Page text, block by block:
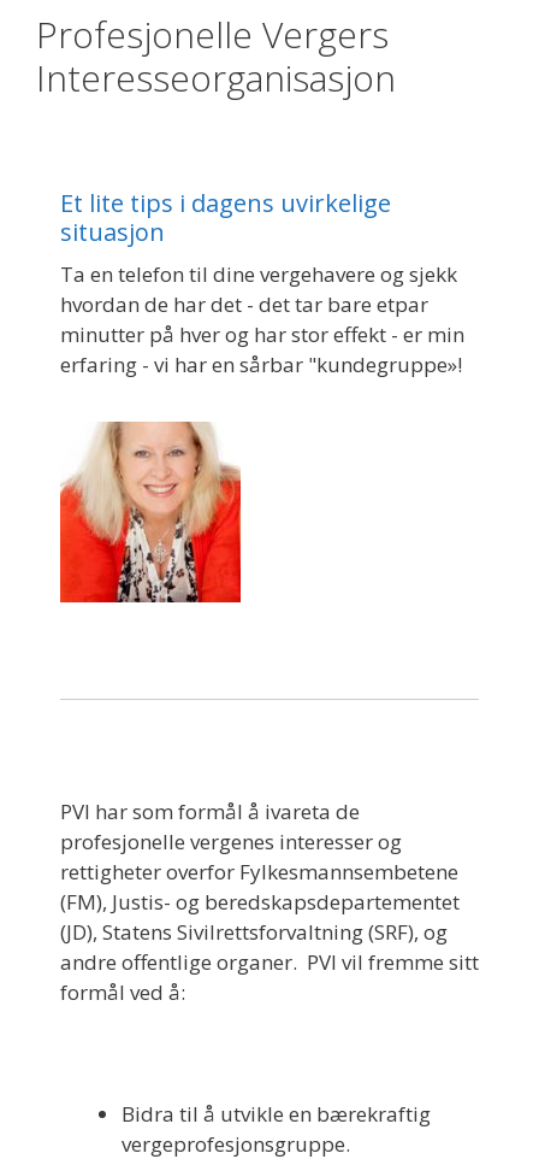
Profesjonelle Vergers
Interesseorganisasjon
Et lite tips i dagens uvirkelige
situasjon
Ta en telefon til dine vergehavere og sjekk
hvordan de har det - det tar bare etpar
minutter på hver og har stor effekt - er min
erfaring - vi har en sårbar "kundegruppe»!
PVI har som formål å ivareta de
profesjonelle vergenes interesser og
rettigheter overfor Fylkesmannsembetene
(FM), Justis- og beredskapsdepartementet
(JD), Statens Sivilrettsforvaltning (SRF), og
andre offentlige organer. PVI vil fremme sitt
formål ved å:
Bidra til å utvikle en bærekraftig
vergeprofesjonsgruppe.